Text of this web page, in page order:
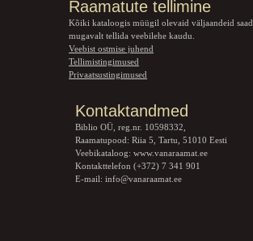
Raamatute tellimine
Kõiki kataloogis müügil olevaid väljaandeid saad
mugavalt tellida veebilehe kaudu.
Veebist ostmise juhend
Tellimistingimused
Privaatsustingimused
Kontaktandmed
Biblio OÜ, reg.nr. 10598332,
Raamatupood: Riia 5, Tartu, 51010 Eesti
Veebikataloog: www.vanaraamat.ee
Kontakttelefon (+372) 7 341 901
E-mail: info@vanaraamat.ee